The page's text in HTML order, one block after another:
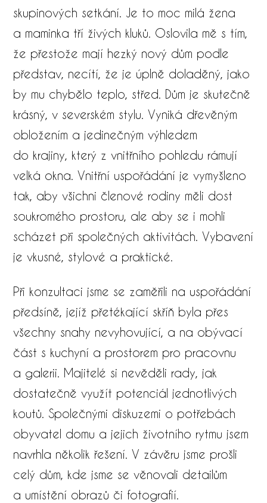
skupinových setkání. Je to moc milá žena
a maminka tří živých kluků. Oslovila mě s tím,
že přestože mají hezký nový dům podle
představ, necítí, že je úplně doladěný, jako
by mu chybělo teplo, střed. Dům je skutečně
krásný, v severském stylu. Vyniká dřevěným
obložením a jedinečným výhledem
do krajiny, který z vnitřního pohledu rámují
velká okna. Vnitřní uspořádání je vymyšleno
tak, aby všichni členové rodiny měli dost
soukromého prostoru, ale aby se i mohli
scházet při společných aktivitách. Vybavení
je vkusné, stylové a praktické.
Při konzultaci jsme se zaměřili na uspořádání
předsíně, jejíž přetékající skříň byla přes
všechny snahy nevyhovující, a na obývací
část s kuchyní a prostorem pro pracovnu
a galerii. Majitelé si nevěděli rady, jak
dostatečně využít potenciál jednotlivých
koutů. Společnými diskuzemi o potřebách
obyvatel domu a jejich životního rytmu jsem
navrhla několik řešení. V závěru jsme prošli
celý dům, kde jsme se věnovali detailům
a umístění obrazů či fotografií.